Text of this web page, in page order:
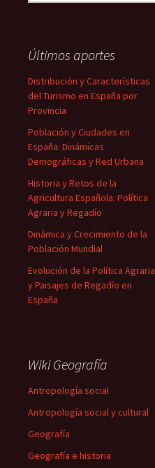
Últimos aportes
Distribución y Características
del Turismo en España por
Provincia
Población y Ciudades en
España: Dinámicas
Demográficas y Red Urbana
Historia y Retos de la
Agricultura Española: Política
Agraria y Regadío
Dinámica y Crecimiento de la
Población Mundial
Evolución de la Política Agraria
y Paisajes de Regadío en
España
Wiki Geografía
Antropología social
Antropología social y cultural
Geografía
Geografía e historia